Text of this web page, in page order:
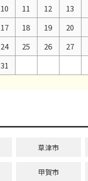
10 11 12 13
17 18 19 20
24 25 26 27
31
草津市
甲賀市